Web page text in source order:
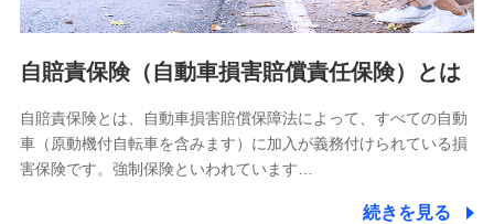
個人情報の第三者提供について
除き、第三者に提供いたしません。
業務の委託
当社は利用目的の達成に必要な範囲内において個人情報の取
自賠責保険（自動車損害賠償責任保険）とは
自賠責保険とは、自動車損害賠償保障法によって、すべての自動
車（原動機付自転車を含みます）に加入が義務付けられている損
害保険です。強制保険といわれています…
続きを見る